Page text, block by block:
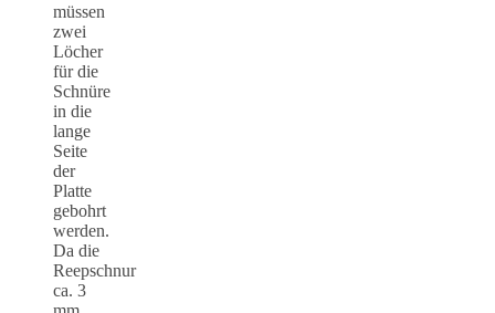
müssen
zwei
Löcher
für die
Schnüre
in die
lange
Seite
der
Platte
gebohrt
werden.
Da die
Reepschnur
ca. 3